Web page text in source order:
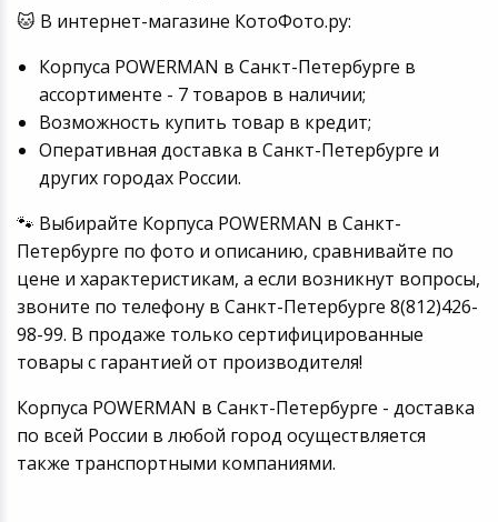
🐱 В интернет-магазине КотоФото.ру:
Корпуса POWERMAN в Санкт-Петербурге в
ассортименте - 7 товаров в наличии;
Возможность купить товар в кредит;
Оперативная доставка в Санкт-Петербурге и
других городах России.
🐾 Выбирайте Корпуса POWERMAN в Санкт-
Петербурге по фото и описанию, сравнивайте по
цене и характеристикам, а если возникнут вопросы,
звоните по телефону в Санкт-Петербурге 8(812)426-
98-99. В продаже только сертифицированные
товары с гарантией от производителя!
Корпуса POWERMAN в Санкт-Петербурге - доставка
по всей России в любой город осуществляется
также транспортными компаниями.